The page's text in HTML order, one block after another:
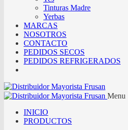
Tinturas Madre
Yerbas
MARCAS
NOSOTROS
CONTACTO
PEDIDOS SECOS
PEDIDOS REFRIGERADOS
Menu
INICIO
PRODUCTOS